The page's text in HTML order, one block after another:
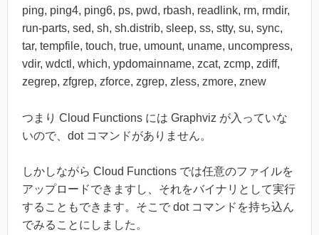
ping, ping4, ping6, ps, pwd, rbash, readlink, rm, rmdir,
run-parts, sed, sh, sh.distrib, sleep, ss, stty, su, sync,
tar, tempfile, touch, true, umount, uname, uncompress,
vdir, wdctl, which, ypdomainname, zcat, zcmp, zdiff,
zegrep, zfgrep, zforce, zgrep, zless, zmore, znew
つまり Cloud Functions には Graphviz が入っていな
いので、dot コマンドがありません。
しかしながら Cloud Functions では任意のファイルを
アップロードできますし、それをバイナリとして実行
することもできます。そこで dot コマンドを持ち込ん
でみることにしました。